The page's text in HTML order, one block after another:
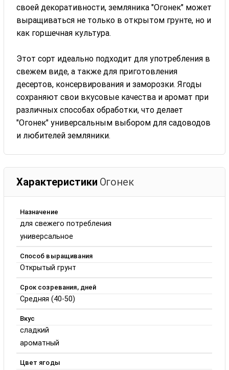
своей декоративности, земляника "Огонек" может
выращиваться не только в открытом грунте, но и
как горшечная культура.
Этот сорт идеально подходит для употребления в
свежем виде, а также для приготовления
десертов, консервирования и заморозки. Ягоды
сохраняют свои вкусовые качества и аромат при
различных способах обработки, что делает
"Огонек" универсальным выбором для садоводов
и любителей земляники.
Характеристики Огонек
Назначение
для свежего потребления
универсальное
Способ выращивания
Открытый грунт
Срок созревания, дней
Средняя (40-50)
Вкус
сладкий
ароматный
Цвет ягоды